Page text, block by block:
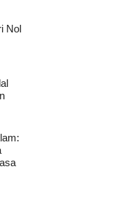
Nol